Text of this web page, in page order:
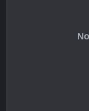
realizować proste